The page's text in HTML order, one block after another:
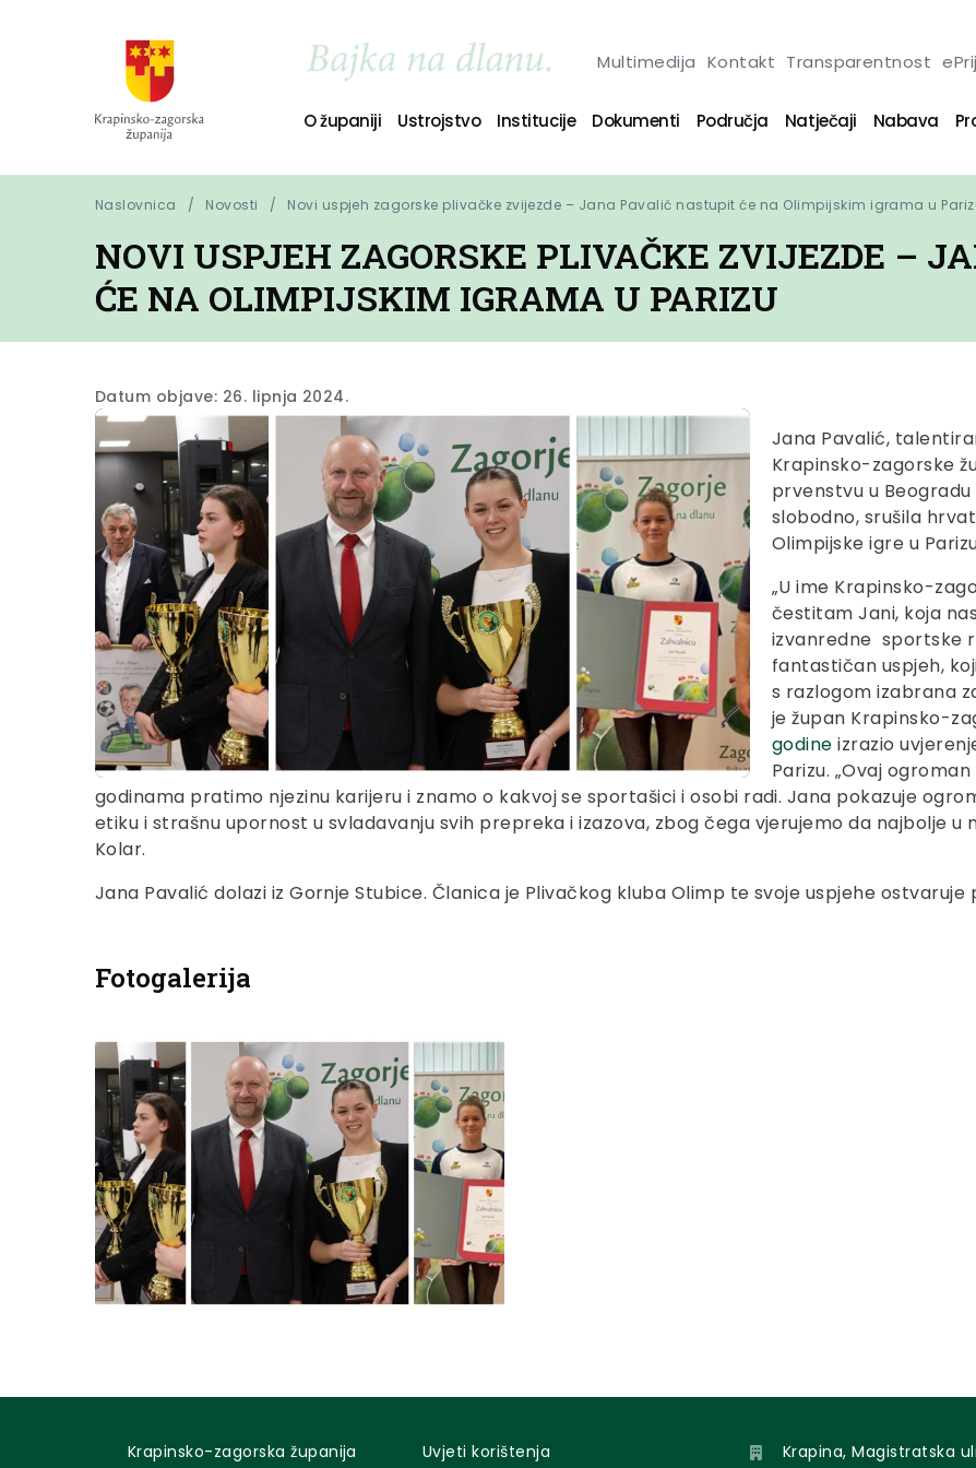
Multimedija Kontakt Transparentnost
O županiji Ustrojstvo Institucije Dokumenti Područja Natječaji Nabava
Naslovnica Novosti Novi uspjeh zagorske plivačke zvijezde – Jana Pavalić nastupit će na Olimpijskim igrama u
NOVI USPJEH ZAGORSKE PLIVAČKE ZVIJEZDE –
ĆE NA OLIMPIJSKIM IGRAMA U PARIZU
Datum objave: 26. lipnja 2024.
Jana Pavalić,
Krapinsko-zagorske
prvenstvu u
slobodno, srušila
Olimpijske igre u
„U ime Krapinsko-
čestitam Jani, koja
izvanredne sportske
fantastičan uspjeh,
s razlogom izabrana
je župan Krapinsko-
godine izrazio
Parizu. „Ovaj
godinama pratimo njezinu karijeru i znamo o kakvoj se sportašici i osobi radi. Jana pokazuje
etiku i strašnu upornost u svladavanju svih prepreka i izazova, zbog čega vjerujemo da najbolje u
Kolar.
Jana Pavalić dolazi iz Gornje Stubice. Članica je Plivačkog kluba Olimp te svoje uspjehe
Fotogalerija
Krapinsko-zagorska županija Uvjeti korištenja Krapina, Magistratska